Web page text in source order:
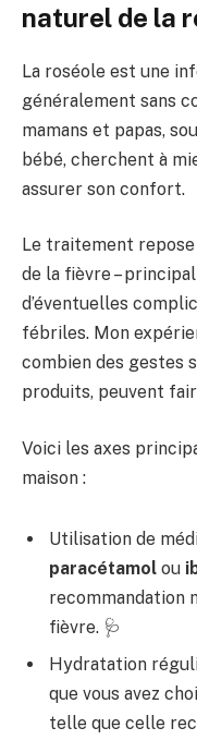
naturel de la
La roséole est une
généralement sans
mamans et papas,
bébé, cherchent à
assurer son confort.
Le traitement
de la fièvre –
d’éventuelles
fébriles. Mon
combien des gestes
produits, peuvent
Voici les axes
maison :
Utilisation de
paracétamol ou
recommandation
fièvre. 🩺
Hydratation
que vous avez
telle que celle